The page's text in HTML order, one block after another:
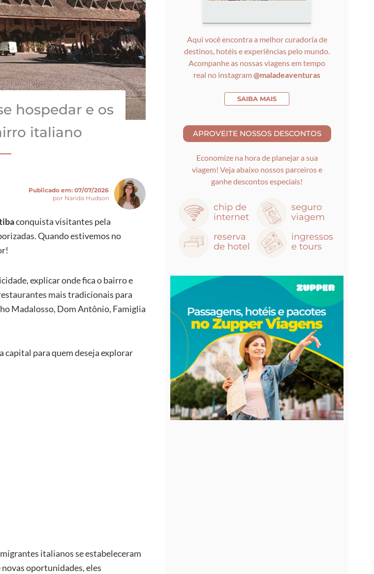
hospedar e os
italiano
Publicado em: 07/07/2026
por Nanda Hudson
conquista visitantes pela
Quando estivemos no
explicar onde fica o bairro e
mais tradicionais para
Madalosso, Dom Antônio, Famiglia
capital para quem deseja explorar
italianos se estabeleceram
novas oportunidades, eles
Aqui você encontra a melhor curadoria de
destinos, hotéis e experiências pelo mundo.
Acompanhe as nossas viagens em tempo
real no instagram@maladeaventuras
SAIBA MAIS
Economize na hora de planejar a sua
viagem! Veja abaixo nossos parceiros e
ganhe descontos especiais!
chip de
internet
seguro
viagem
reserva
de hotel
ingressos
e tours